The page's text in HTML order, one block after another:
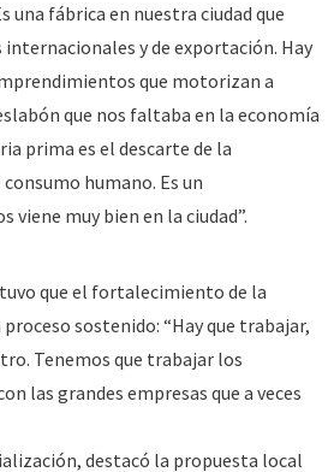
una fábrica en nuestra ciudad que
internacionales y de exportación. Hay
que motorizan a
que nos faltaba en la economía
prima es el descarte de la
humano. Es un
viene muy bien en la ciudad”.
que el fortalecimiento de la
sostenido: “Hay que trabajar,
Tenemos que trabajar los
las grandes empresas que a veces
destacó la propuesta local